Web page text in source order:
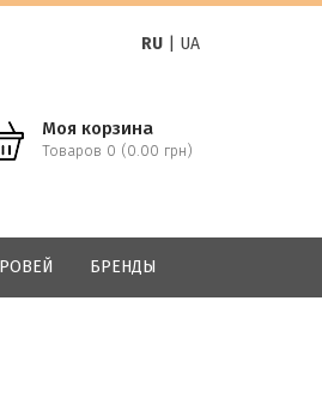
RU| UA
Моя корзина
Товаров 0 (0.00 грн)
БРЕНДЫ